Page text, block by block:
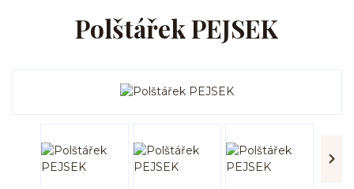
Polštářek PEJSEK